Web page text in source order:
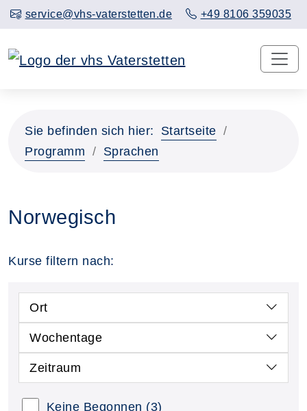
service@vhs-vaterstetten.de +49 8106 359035
Sie befinden sich hier:
Startseite
Programm
Sprachen
Norwegisch
Kurse filtern nach:
Ort
Wochentage
Zeitraum
Keine Begonnen (3)